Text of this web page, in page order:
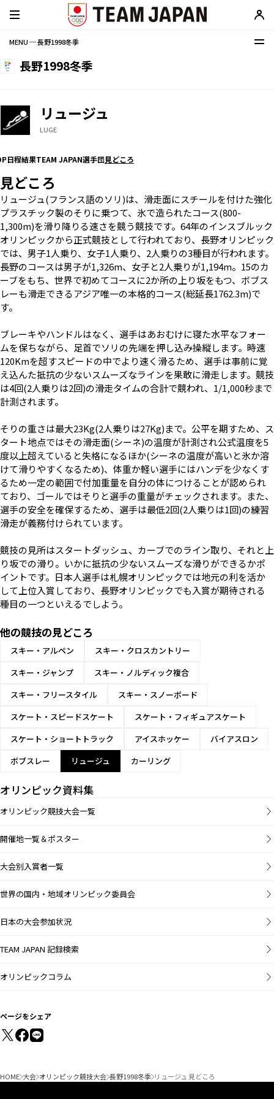
MENU ─ 長野1998冬季
長野1998冬季
リュージュ
LUGE
日程結果TEAM JAPAN選手団見どころ
見どころ
リュージュ(フランス語のソリ)は、滑走面にスチールを付けた強化
プラスチック製のそりに乗つて、氷で造られたコース(800-
1,300m)を滑り降りる速さを競う競技です。64年のインスブルック
オリンピックから正式競技として行われており、長野オリンピック
では、男子1人乗り、女子1人乗り、2人乗りの3種目が行われます。
長野のコースは男子が1,326m、女子と2人乗りが1,194m。15のカ
ーブをもち、世界で初めてコースに2か所の上り坂をもつ、ボブス
レーも滑走できるアジア唯一の本格的コース(総延長1762.3m)で
す。
ブレーキやハンドルはなく、選手はあおむけに寝た水平なフォー
ムを保ちながら、足首でソリの先端を押し込み操縦します。時速
120Kmを超すスピードの中でより速く滑るため、選手は事前に覚
え込んた抵抗の少ないスムーズなラインを果敢に滑走します。競技
は4回(2人乗りは2回)の滑走タイムの合計で競われ、1/1,000秒まで
計測されます。
そりの重さは最大23Kg(2人乗りは27Kg)まで。公平を期すため、ス
タート地点ではその滑走面(シーネ)の温度が計測され公式温度を5
度以上超えていると失格になるほか(シーネの温度が高いと氷か溶
けて滑りやすくなるため)、体重か軽い選手にはハンデを少なくす
るため一定の範囲で付加重量を自分の体につけることが認められ
ており、ゴールではそりと選手の重量がチェックされます。また、
選手の安全を確保するため、選手は最低2回(2人乗りは1回)の練習
滑走が義務付けられています。
競技の見所はスタートダッシュ、カーブでのライン取り、それと上
り坂での滑り。いかに抵抗の少ないスムーズな滑りができるかポ
イントです。日本人選手は札幌オリンピックでは地元の利を活か
して上位入賞しており、長野オリンピックでも入賞が期待される
種目の一つといえるでしよう。
他の競技の見どころ
スキー・アルペン
スキー・クロスカントリー
スキー・ジャンプ
スキー・ノルディック複合
スキー・フリースタイル
スキー・スノーボード
スケート・スピードスケート
スケート・フィギュアスケート
スケート・ショートトラック
アイスホッケー
バイアスロン
ボブスレー
リュージュ カーリング
オリンピック資料集
オリンピック競技大会一覧
開催地一覧＆ポスター
大会別入賞者一覧
世界の国内・地域オリンピック委員会
日本の大会参加状況
TEAM JAPAN 記録検索
オリンピックコラム
ページをシェア
HOME 大会 オリンピック競技大会 長野1998冬季 リュージュ 見どころ